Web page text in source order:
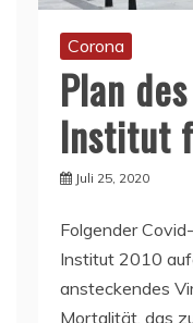
Corona
Plan
Institut
Juli 25, 2020
Folgender
Institut 2010
ansteckendes
Mortalität, das